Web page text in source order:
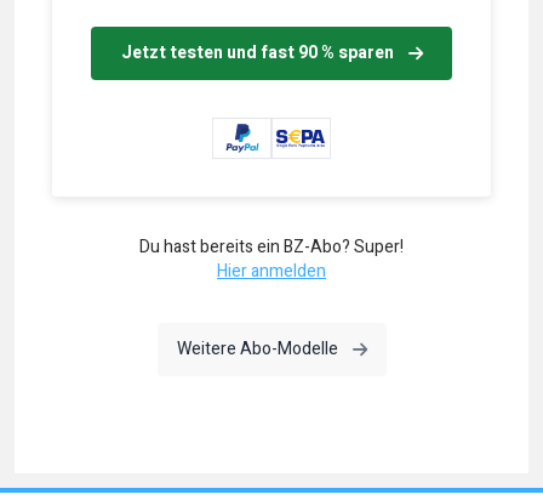
Jetzt testen und fast 90 % sparen
Du hast bereits ein BZ-Abo? Super!
Hier anmelden
Weitere Abo-Modelle